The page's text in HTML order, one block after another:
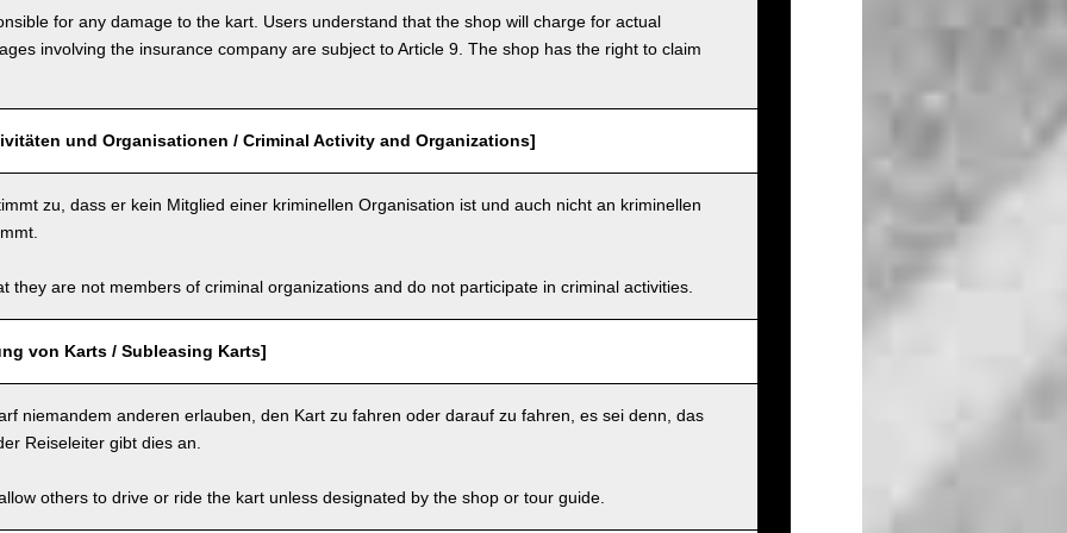
for any damage to the kart. Users understand that the shop will charge for actual
involving the insurance company are subject to Article 9. The shop has the right to claim
und Organisationen / Criminal Activity and Organizations]
zu, dass er kein Mitglied einer kriminellen Organisation ist und auch nicht an kriminellen
they are not members of criminal organizations and do not participate in criminal activities.
von Karts / Subleasing Karts]
niemandem anderen erlauben, den Kart zu fahren oder darauf zu fahren, es sei denn, das
Reiseleiter gibt dies an.
others to drive or ride the kart unless designated by the shop or tour guide.